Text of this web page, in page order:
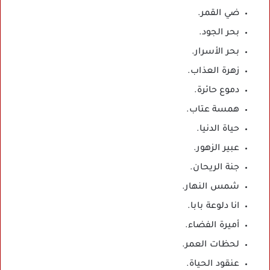
ضي القمر.
بحر الجود.
بحر الأسرار.
زهرة العذاب.
دموع حائرة.
همسة عتاب.
حياة الدنيا.
عبير الزهور.
جنة الريحان.
شمس النهار.
انا دلوعة بابا.
أميرة الفضاء.
لحظات العمر.
عنقود الحياة.